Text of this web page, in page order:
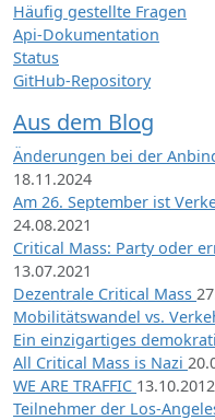
Häufig gestellte Fragen
Api-Dokumentation
Status
GitHub-Repository
Aus dem Blog
Änderungen bei der
18.11.2024
Am 26. September ist
24.08.2021
Critical Mass: Party oder
13.07.2021
Dezentrale Critical Mass
Mobilitätswandel vs.
Ein einzigartiges
All Critical Mass is Nazi
WE ARE TRAFFIC 13.10.2012
Teilnehmer der Los-